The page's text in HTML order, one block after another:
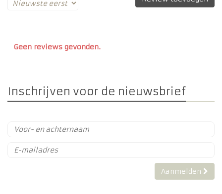
Geen reviews gevonden.
Inschrijven voor de nieuwsbrief
Aanmelden